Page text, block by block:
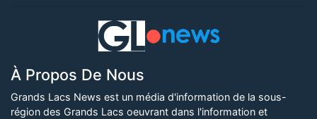
À Propos De Nous
Grands Lacs News est un média d'information de la sous-
région des Grands Lacs oeuvrant dans l'information et